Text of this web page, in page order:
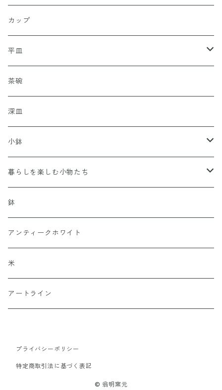
カップ
平皿
豆皿
小皿
大皿
中皿
茶碗
深皿
小鉢
豆鉢
小鉢
暮らしを楽しむ小物たち
オーナメント
つや
マット
鉢
アンティークホワイト
米
アートライン
プライバシーポリシー
特定商取引法に基づく表記
© 翁明窯元